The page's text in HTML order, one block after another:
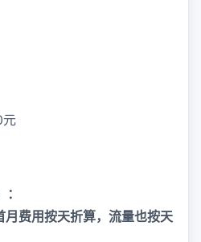
元
费用按天折算，流量也按天